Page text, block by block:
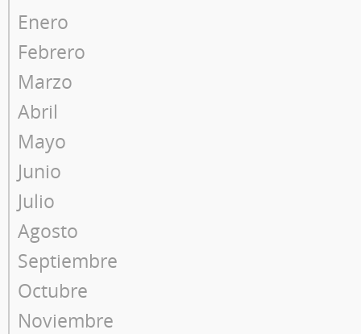
Enero
Febrero
Marzo
Abril
Mayo
Junio
Julio
Agosto
Septiembre
Octubre
Noviembre